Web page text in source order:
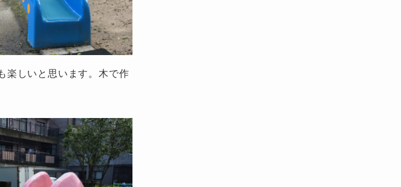
楽しいと思います。木で作